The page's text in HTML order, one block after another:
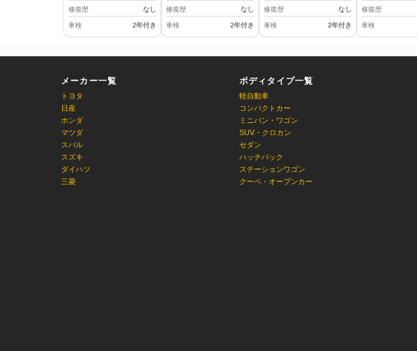
修復歴 なし
車検 2年付き
修復歴 なし
車検 2年付き
修復歴 なし
車検 2年付き
修復歴
車検
メーカー一覧
トヨタ
日産
ホンダ
マツダ
スバル
スズキ
ダイハツ
三菱
ボディタイプ一覧
軽自動車
コンパクトカー
ミニバン・ワゴン
SUV・クロカン
セダン
ハッチバック
ステーションワゴン
クーペ・オープンカー